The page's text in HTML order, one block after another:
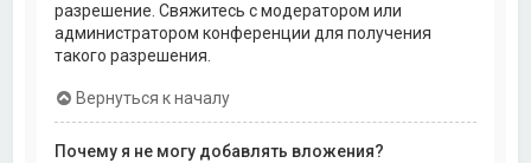
разрешение. Свяжитесь с модератором или
администратором конференции для получения
такого разрешения.
Вернуться к началу
Почему я не могу добавлять вложения?